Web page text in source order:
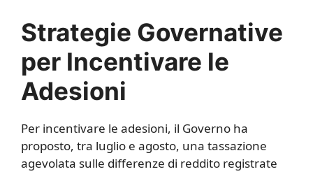
Strategie Governative
per Incentivare le
Adesioni
Per incentivare le adesioni, il Governo ha
proposto, tra luglio e agosto, una tassazione
agevolata sulle differenze di reddito registrate